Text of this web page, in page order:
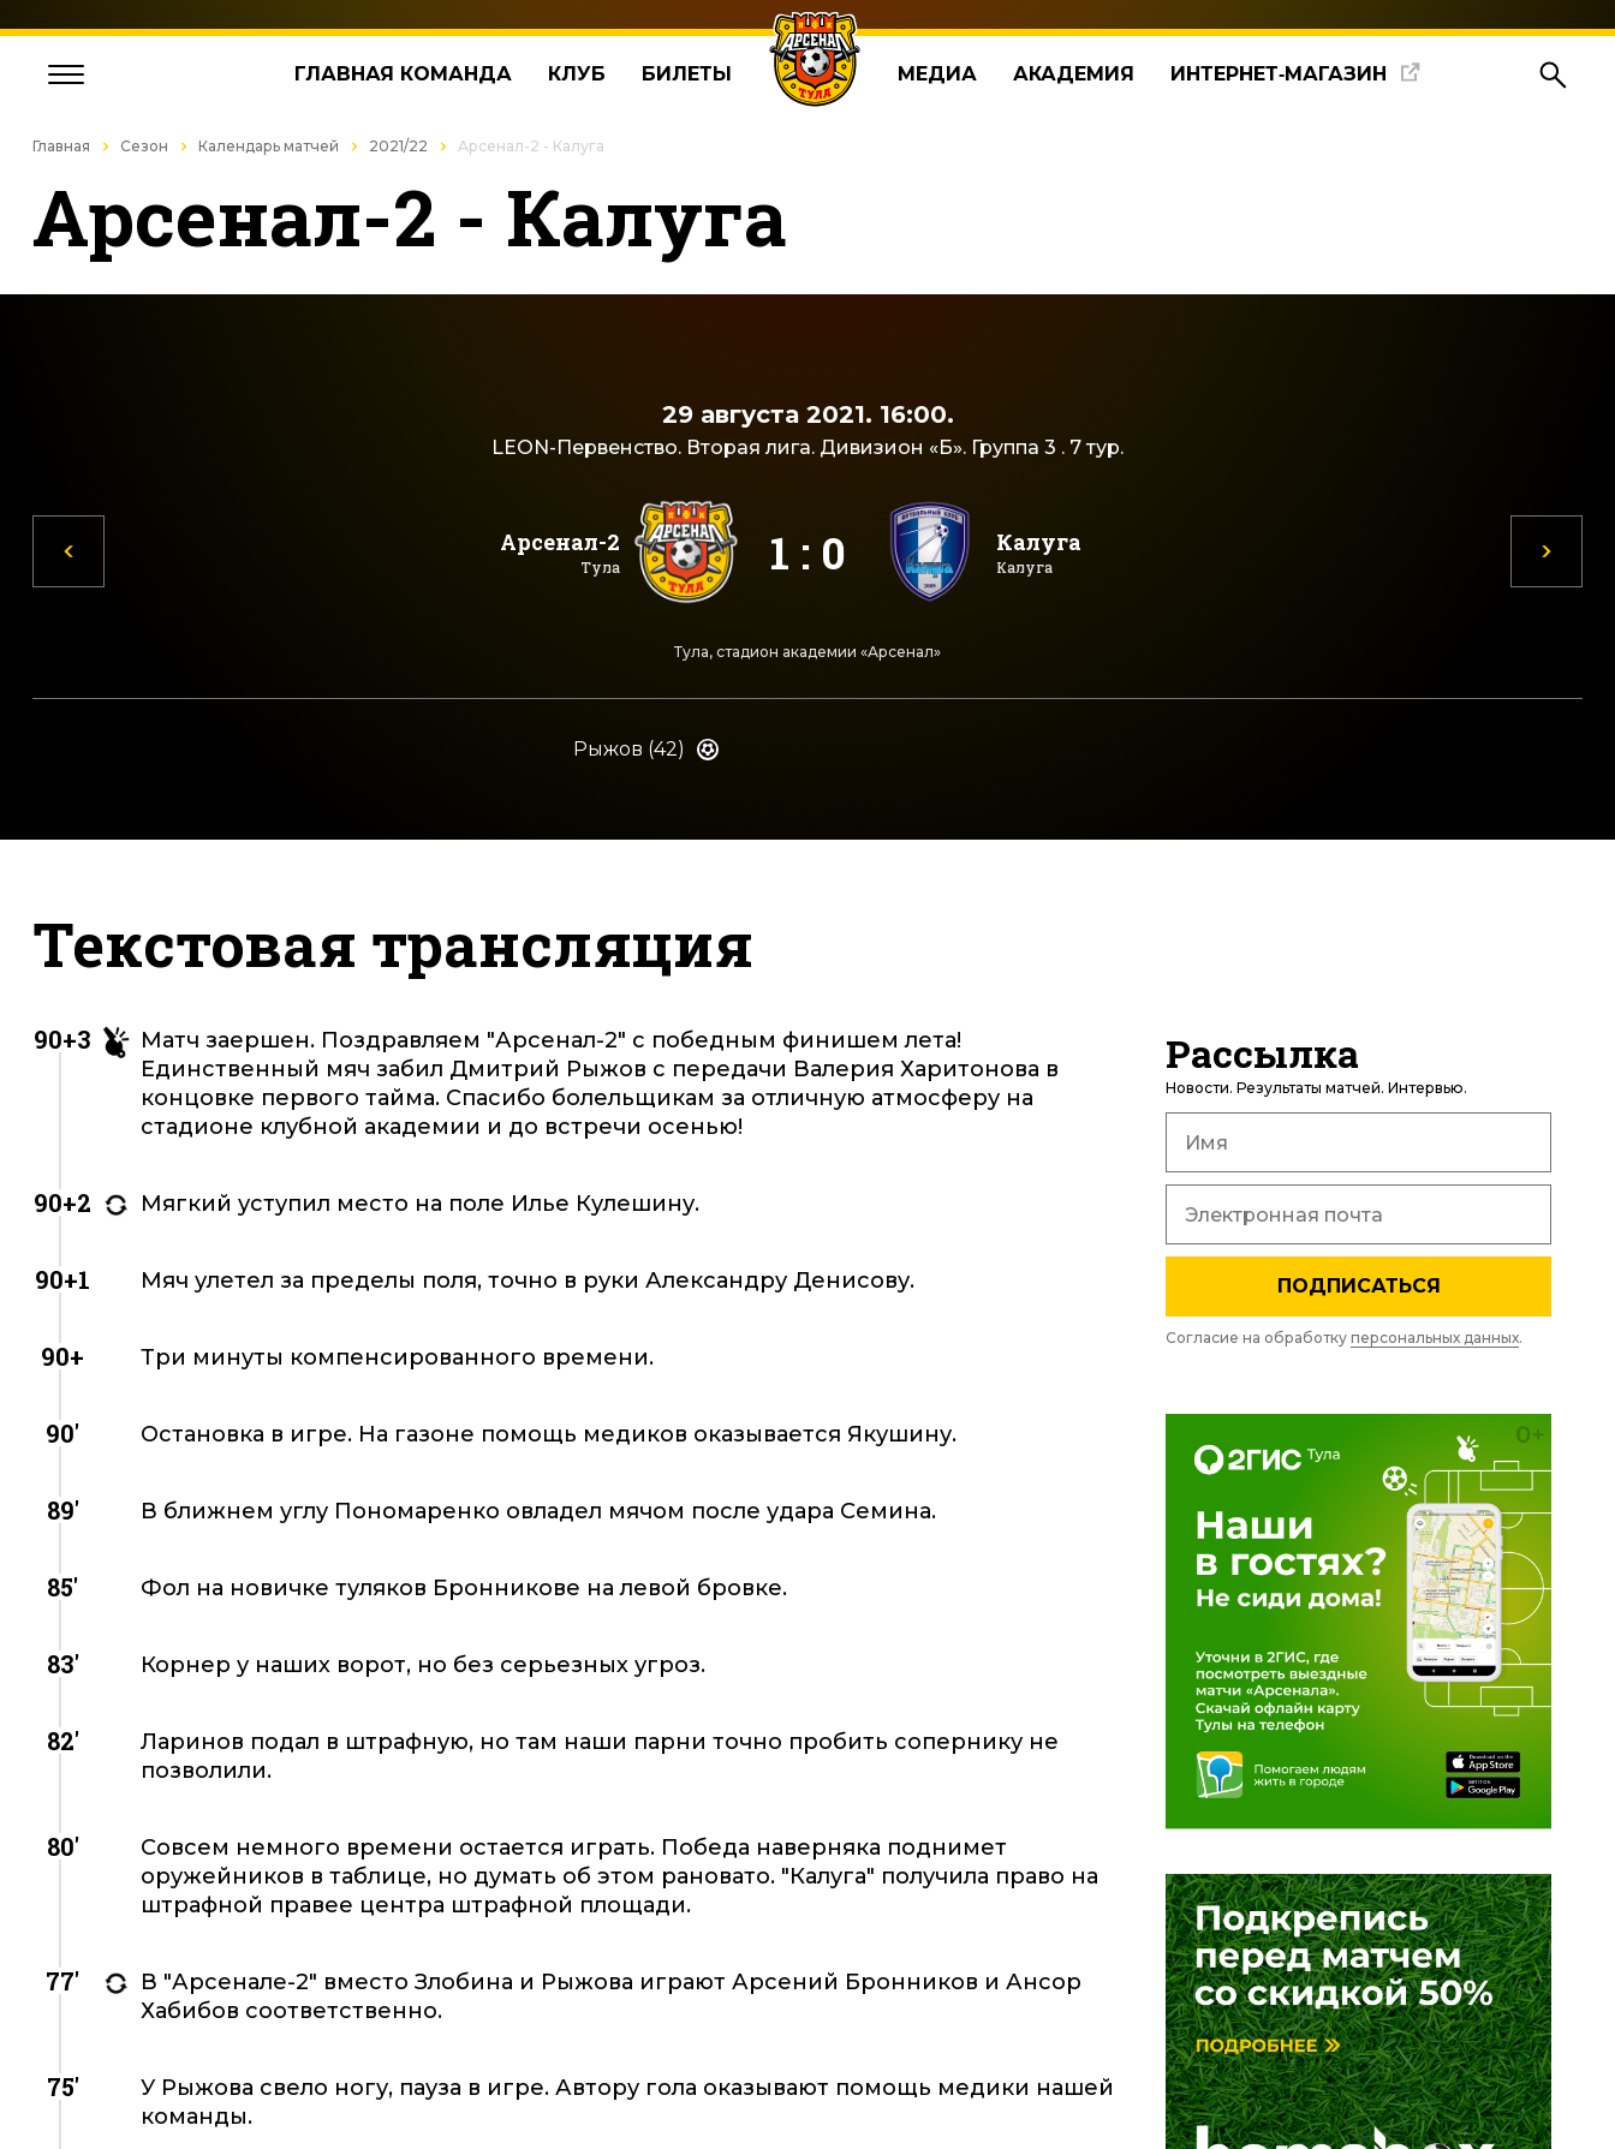
ГЛАВНАЯ КОМАНДА КЛУБ БИЛЕТЫ МЕДИА АКАДЕМИЯ ИНТЕРНЕТ‑МАГАЗИН
Главная Сезон Календарь матчей 2021/22 Арсенал-2 - Калуга
Арсенал-2 - Калуга
29 августа 2021. 16:00.
LEON-Первенство. Вторая лига. Дивизион «Б». Группа 3 . 7 тур.
Арсенал-2
Тула 1 : 0 Калуга
Калуга
Тула, стадион академии «Арсенал»
Рыжов (42)
Текстовая трансляция
90+3
Матч заершен. Поздравляем "Арсенал-2" с победным финишем лета!
Единственный мяч забил Дмитрий Рыжов с передачи Валерия Харитонова в
концовке первого тайма. Спасибо болельщикам за отличную атмосферу на
стадионе клубной академии и до встречи осенью!
90+2 Мягкий уступил место на поле Илье Кулешину.
90+1 Мяч улетел за пределы поля, точно в руки Александру Денисову.
90+ Три минуты компенсированного времени.
90' Остановка в игре. На газоне помощь медиков оказывается Якушину.
89' В ближнем углу Пономаренко овладел мячом после удара Семина.
85' Фол на новичке туляков Бронникове на левой бровке.
83' Корнер у наших ворот, но без серьезных угроз.
82'
Ларинов подал в штрафную, но там наши парни точно пробить сопернику не
позволили.
80'
Совсем немного времени остается играть. Победа наверняка поднимет
оружейников в таблице, но думать об этом рановато. "Калуга" получила право на
штрафной правее центра штрафной площади.
77'
В "Арсенале-2" вместо Злобина и Рыжова играют Арсений Бронников и Ансор
Хабибов соответственно.
75'
У Рыжова свело ногу, пауза в игре. Автору гола оказывают помощь медики нашей
команды.
Рассылка
Новости. Результаты матчей. Интервью.
ПОДПИСАТЬСЯ
Согласие на обработку персональных данных.